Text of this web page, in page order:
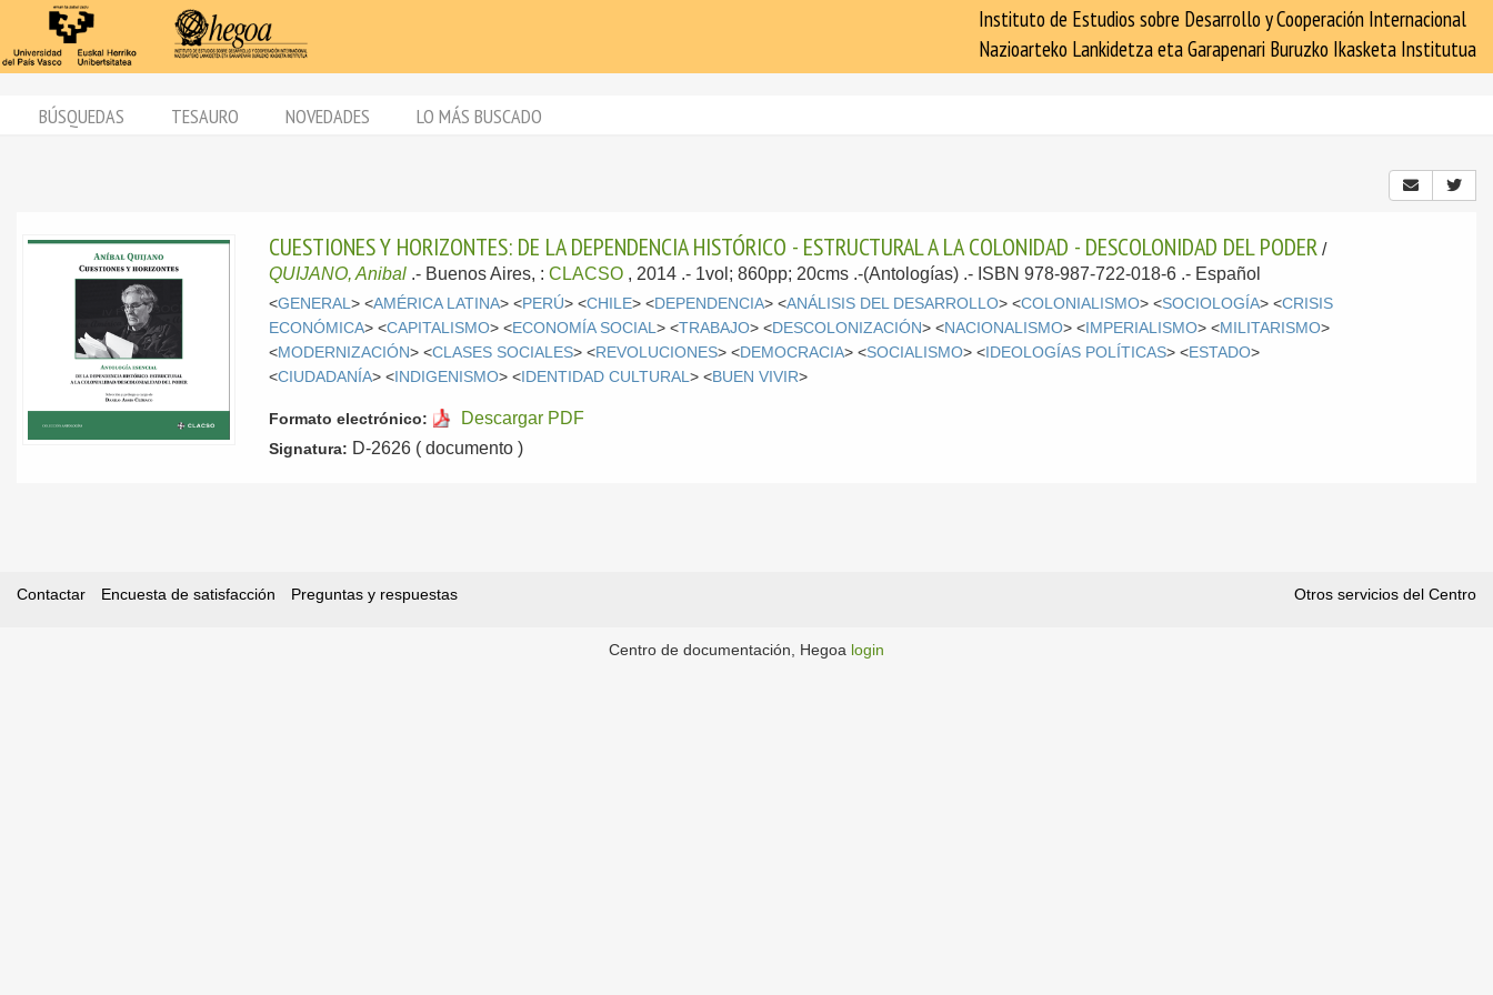
Instituto de Estudios sobre Desarrollo y Cooperación Internacional
Nazioarteko Lankidetza eta Garapenari Buruzko Ikasketa Institutua
BÚSQUEDAS TESAURO NOVEDADES LO MÁS BUSCADO
CUESTIONES Y HORIZONTES: DE LA DEPENDENCIA HISTÓRICO - ESTRUCTURAL A LA COLONIDAD - DESCOLONIDAD DEL PODER /
QUIJANO, Anibal .- Buenos Aires, :CLACSO , 2014 .- 1vol; 860pp; 20cms .-(Antologías) .- ISBN 978-987-722-018-6 .- Español
<GENERAL> <AMÉRICA LATINA> <PERÚ> <CHILE> <DEPENDENCIA> <ANÁLISIS DEL DESARROLLO> <COLONIALISMO> <SOCIOLOGÍA> <CRISIS
ECONÓMICA> <CAPITALISMO> <ECONOMÍA SOCIAL> <TRABAJO> <DESCOLONIZACIÓN> <NACIONALISMO> <IMPERIALISMO> <MILITARISMO>
<MODERNIZACIÓN> <CLASES SOCIALES> <REVOLUCIONES> <DEMOCRACIA> <SOCIALISMO> <IDEOLOGÍAS POLÍTICAS> <ESTADO>
<CIUDADANÍA> <INDIGENISMO> <IDENTIDAD CULTURAL> <BUEN VIVIR>
Formato electrónico: Descargar PDF
Signatura: D-2626 ( documento )
Contactar Encuesta de satisfacción Preguntas y respuestas Otros servicios del Centro
Centro de documentación, Hegoa login